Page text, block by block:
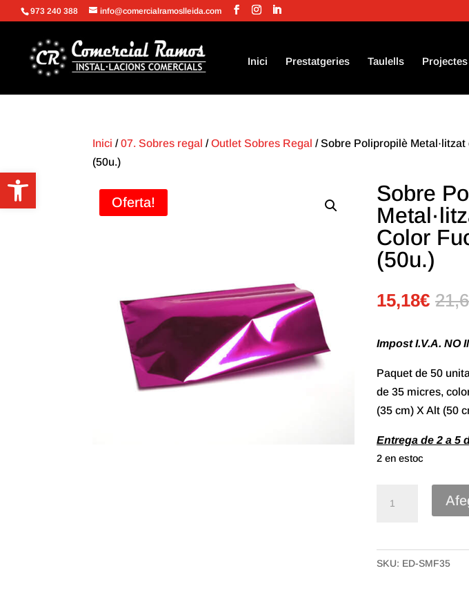
Obre la barra d'eines
973 240 388 info@comercialramoslleida.com
Inici Prestatgeries Taulells
Inici /07. Sobres regal /Outlet Sobres Regal / Sobre Polipropilè
(50u.)
Oferta!
Sobre
Color
(50u.)
15,18€
Impost I.V.A. NO
Paquet de 50
de 35 micres,
(35 cm) X Alt (50
Entrega de 2 a 5
2 en estoc
Polipropilè
Metal·litzat
SKU: ED-SMF35